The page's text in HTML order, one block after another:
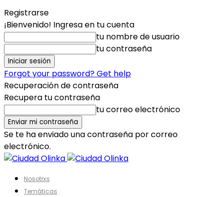
Registrarse
¡Bienvenido! Ingresa en tu cuenta
tu nombre de usuario
tu contraseña
Forgot your password? Get help
Recuperación de contraseña
Recupera tu contraseña
tu correo electrónico
Se te ha enviado una contraseña por correo
electrónico.
Nosotrxs
Temáticas